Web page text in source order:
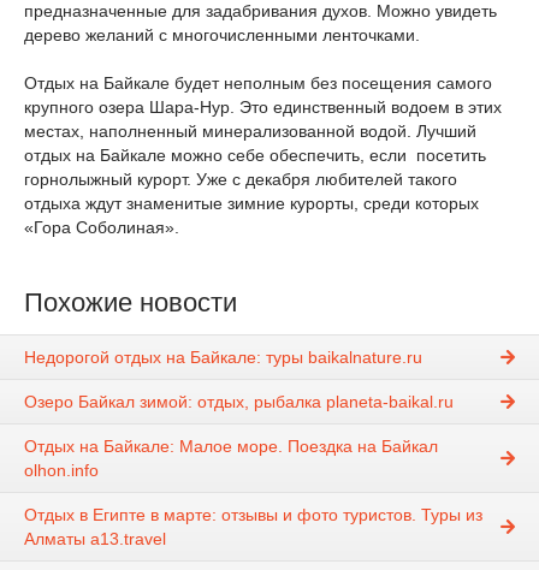
предназначенные для задабривания духов. Можно увидеть
дерево желаний с многочисленными ленточками.
Отдых на Байкале будет неполным без посещения самого
крупного озера Шара-Нур. Это единственный водоем в этих
местах, наполненный минерализованной водой. Лучший
отдых на Байкале можно себе обеспечить, если посетить
горнолыжный курорт. Уже с декабря любителей такого
отдыха ждут знаменитые зимние курорты, среди которых
«Гора Соболиная».
Похожие новости
Недорогой отдых на Байкале: туры baikalnature.ru
Озеро Байкал зимой: отдых, рыбалка planeta-baikal.ru
Отдых на Байкале: Малое море. Поездка на Байкал
olhon.info
Отдых в Египте в марте: отзывы и фото туристов. Туры из
Алматы a13.travel